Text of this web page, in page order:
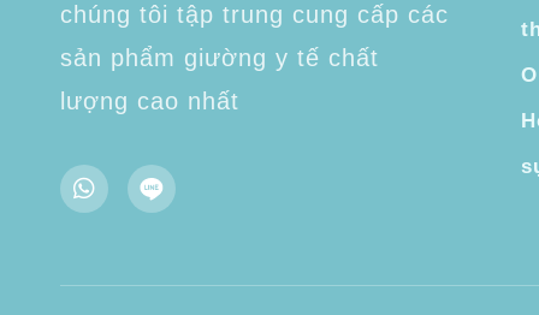
chúng tôi tập trung cung cấp các
sản phẩm giường y tế chất
lượng cao nhất